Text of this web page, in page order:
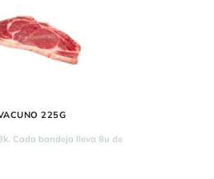
225G
Cada bandeja lleva 8u de